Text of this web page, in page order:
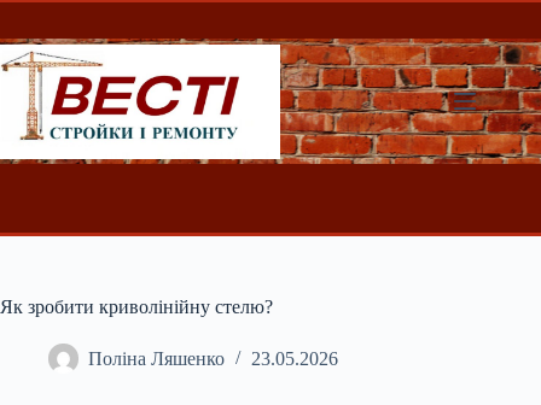
Перейти
вмісту
Як зробити криволінійну стелю?
Поліна Ляшенко 23.05.2026